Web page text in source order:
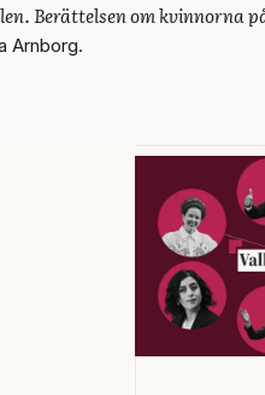
Berättelsen om kvinnorna
Arnborg.
Norénska
Av: Anna-Karin